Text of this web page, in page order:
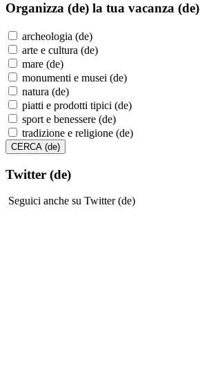
Organizza (de) la tua vacanza (de)
archeologia (de)
arte e cultura (de)
mare (de)
monumenti e musei (de)
natura (de)
piatti e prodotti tipici (de)
sport e benessere (de)
tradizione e religione (de)
Twitter (de)
Seguici anche su Twitter (de)